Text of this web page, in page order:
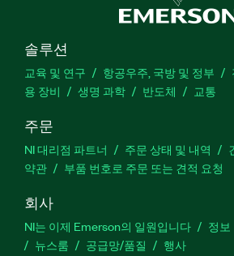
솔루션
교육 및 연구 항공우주, 국방 및 정부
용 장비
생명 과학 반도체 교통
주문
NI 대리점 파트너 주문 상태 및 내역
약관
부품 번호로 주문 또는 견적 요청
회사
NI는 이제 Emerson의 일원입니다 정보
뉴스룸
공급망/품질 행사